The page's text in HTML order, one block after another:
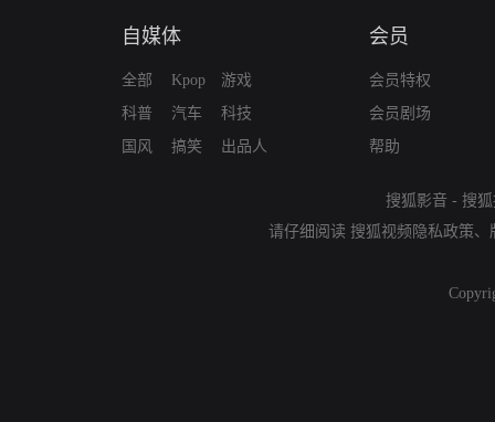
自媒体
全部
科普
国风
Kpop
汽车
搞笑
游戏
科技
出品人
会员
会员特权
会员剧场
帮助
搜狐影音 - 搜
请仔细阅读 搜狐视频隐私政策、